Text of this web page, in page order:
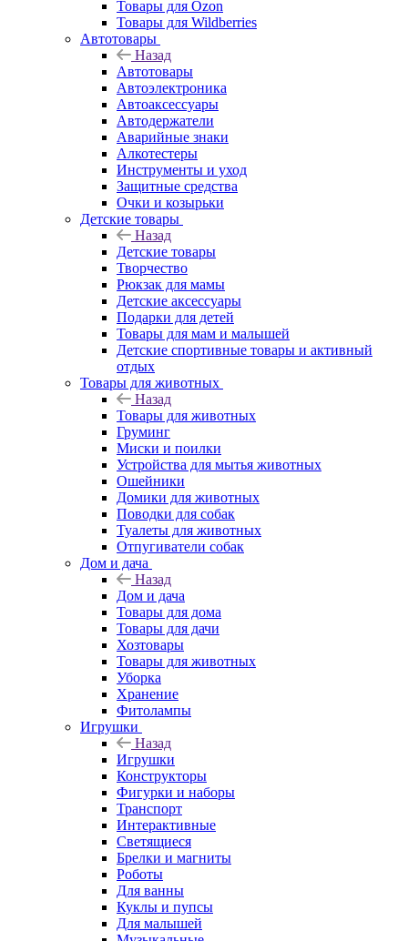
Товары для Ozon
Товары для Wildberries
Автотовары
Назад
Автотовары
Автоэлектроника
Автоаксессуары
Автодержатели
Аварийные знаки
Алкотестеры
Инструменты и уход
Защитные средства
Очки и козырьки
Детские товары
Назад
Детские товары
Творчество
Рюкзак для мамы
Детские аксессуары
Подарки для детей
Товары для мам и малышей
Детские спортивные товары и активный
отдых
Товары для животных
Назад
Товары для животных
Груминг
Миски и поилки
Устройства для мытья животных
Ошейники
Домики для животных
Поводки для собак
Туалеты для животных
Отпугиватели собак
Дом и дача
Назад
Дом и дача
Товары для дома
Товары для дачи
Хозтовары
Товары для животных
Уборка
Хранение
Фитолампы
Игрушки
Назад
Игрушки
Конструкторы
Фигурки и наборы
Транспорт
Интерактивные
Светящиеся
Брелки и магниты
Роботы
Для ванны
Куклы и пупсы
Для малышей